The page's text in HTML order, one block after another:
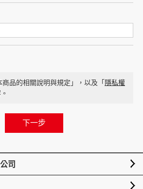
有關之附件、廣告、宣傳文件、
之說明內容均視為本契約內容之
於廣告之內容。
所刊登之廣告、宣傳文件、行程
容或記載之內容與刊登廣告、宣
出發時地）
年_____月_____日_____時
品的相關說明與規定」，以及「 隱私權
司